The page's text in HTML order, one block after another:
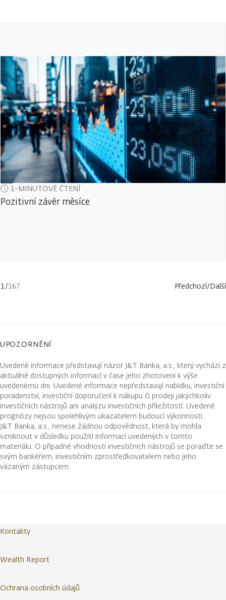
1-MINUTOVÉ ČTENÍ
Pozitivní závěr měsíce
1/167 Předchozí/Další
UPOZORNĚNÍ
Uvedené informace představují názor J&T Banka, a.s., který vychází z
aktuálně dostupných informací v čase jeho zhotovení k výše
uvedenému dni. Uvedené informace nepředstavují nabídku, investiční
poradenství, investiční doporučení k nákupu či prodeji jakýchkoliv
investičních nástrojů ani analýzu investičních příležitostí. Uvedené
prognózy nejsou spolehlivým ukazatelem budoucí výkonnosti.
J&T Banka, a.s., nenese žádnou odpovědnost, která by mohla
vzniknout v důsledku použití informací uvedených v tomto
materiálu. O případné vhodnosti investičních nástrojů se poraďte se
svým bankéřem, investičním zprostředkovatelem nebo jeho
vázaným zástupcem.
Kontakty
Wealth Report
Ochrana osobních údajů